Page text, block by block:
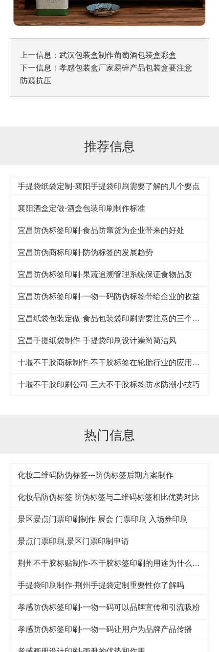
上一信息： 武汉包装盒制作葡萄酒包装盒彩盒
下一信息： 孝感包装盒厂家易碎产品包装盒要注意
防震抗压
推荐信息
手提袋纸袋定制-襄阳手提袋印刷需要了解的几个要点
襄阳酒盒定做-酒盒包装印刷制作标准
宜昌防伪标签印刷-食品防窜货为企业带来的好处
宜昌防伪商标印刷-防伪标签的发展趋势
宜昌防伪标签印刷-果蔬追溯管理系统保证食物品质
宜昌防伪标签印刷-一物一码防伪标签带给企业的收益
宜昌纸袋包装定做-食品包装袋印刷需要注意的三个细节
宜昌手提纸袋制作-手提袋印刷设计崇尚简洁风
十堰不干胶商标制作-不干胶标签在轮胎行业的应用及其发展
十堰不干胶印刷公司-​三大不干胶标签防水防潮小技巧
热门信息
化妆二维码防伪标签---防伪标签后期方案制作
化妆品防伪标签 防伪标签与二维码标签相比优势对比
景区景点门票印刷制作 展会 门票印刷 入场券印刷
景点门票印刷,景区门票印制申请
荆州不干胶标贴制作-不干胶标签印刷的用途为什么这么广泛
手提袋印刷制作-荆州手提袋定制重要性你了解吗
孝感防伪标签印刷-一物一码可以品牌宣传和引流吸粉
孝感防伪标签印刷-一物一码让用户为品牌产品传播